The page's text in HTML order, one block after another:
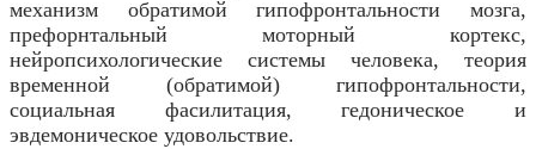
механизм обратимой гипофронтальности мозга,
префорнтальный моторный кортекс,
нейропсихологические системы человека, теория
временной (обратимой) гипофронтальности,
социальная фасилитация, гедоническое и
эвдемоническое удовольствие.